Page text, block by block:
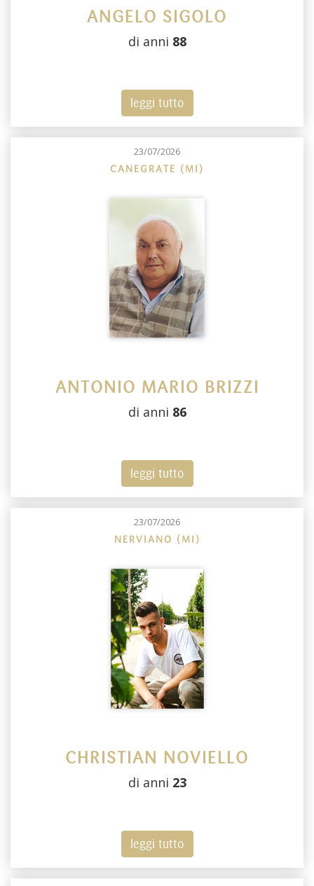
ANGELO SIGOLO
di anni 88
leggi tutto
23/07/2026
CANEGRATE (MI)
ANTONIO MARIO BRIZZI
di anni 86
leggi tutto
23/07/2026
NERVIANO (MI)
CHRISTIAN NOVIELLO
di anni 23
leggi tutto